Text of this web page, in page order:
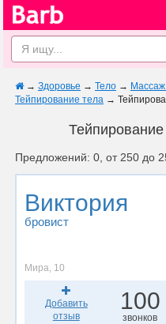
→ Здоровье → Тело → Массаж
Тейпирование тела →
Предложений: 0, от 250 до
Виктория
бровист
Мира, 10
Добавить
отзыв
100
звонков